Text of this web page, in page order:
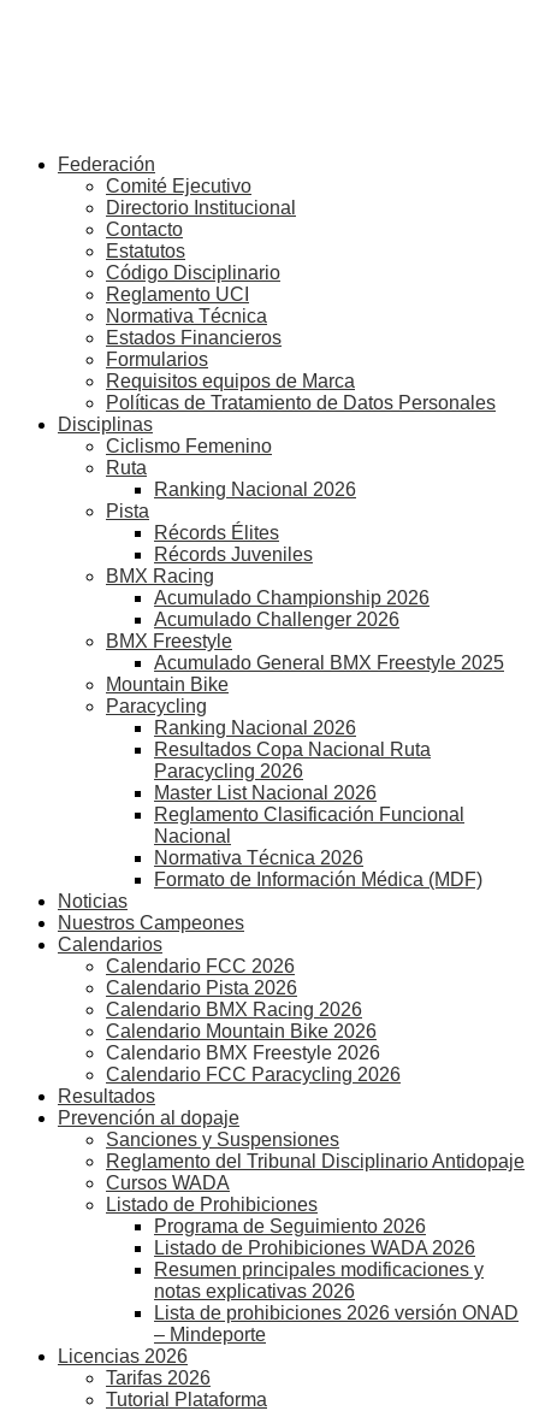
Federación
Comité Ejecutivo
Directorio Institucional
Contacto
Estatutos
Código Disciplinario
Reglamento UCI
Normativa Técnica
Estados Financieros
Formularios
Requisitos equipos de Marca
Políticas de Tratamiento de Datos Personales
Disciplinas
Ciclismo Femenino
Ruta
Ranking Nacional 2026
Pista
Récords Élites
Récords Juveniles
BMX Racing
Acumulado Championship 2026
Acumulado Challenger 2026
BMX Freestyle
Acumulado General BMX Freestyle 2025
Mountain Bike
Paracycling
Ranking Nacional 2026
Resultados Copa Nacional Ruta
Paracycling 2026
Master List Nacional 2026
Reglamento Clasificación Funcional
Nacional
Normativa Técnica 2026
Formato de Información Médica (MDF)
Noticias
Nuestros Campeones
Calendarios
Calendario FCC 2026
Calendario Pista 2026
Calendario BMX Racing 2026
Calendario Mountain Bike 2026
Calendario BMX Freestyle 2026
Calendario FCC Paracycling 2026
Resultados
Prevención al dopaje
Sanciones y Suspensiones
Reglamento del Tribunal Disciplinario Antidopaje
Cursos WADA
Listado de Prohibiciones
Programa de Seguimiento 2026
Listado de Prohibiciones WADA 2026
Resumen principales modificaciones y
notas explicativas 2026
Lista de prohibiciones 2026 versión ONAD
– Mindeporte
Licencias 2026
Tarifas 2026
Tutorial Plataforma